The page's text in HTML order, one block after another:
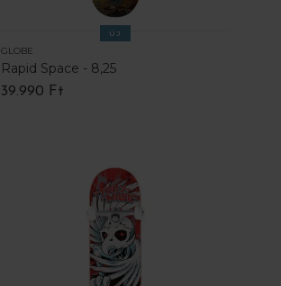
ÚJ
GLOBE
Rapid Space - 8,25
39.990 Ft